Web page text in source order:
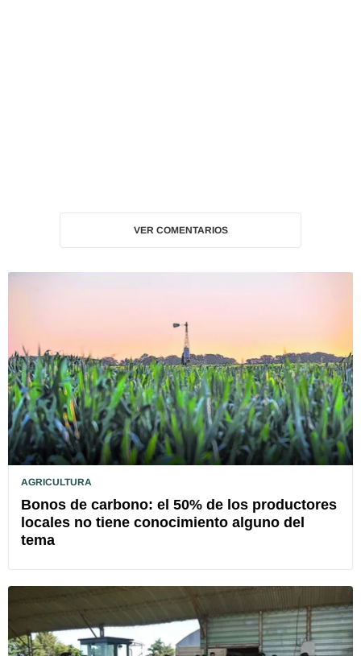
VER COMENTARIOS
AGRICULTURA
Bonos de carbono: el 50% de los productores
locales no tiene conocimiento alguno del
tema